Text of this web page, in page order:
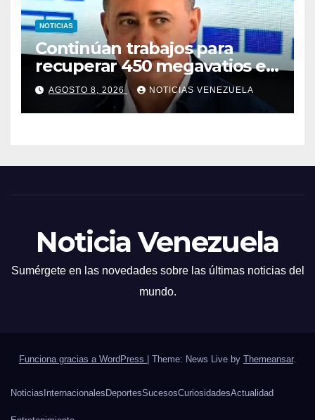
NOTICIAS
Continúan trabajos para
recuperar 450 megavatios en
Termocarabobo tras sismos
AGOSTO 8, 2026 NOTICIAS VENEZUELA
Noticia Venezuela
Sumérgete en las novedades sobre las últimas noticias del
mundo.
Funciona gracias a WordPress Theme: News Live by Themeansar.
Noticias Internacionales DeportesSucesosCuriosidadesActualidad